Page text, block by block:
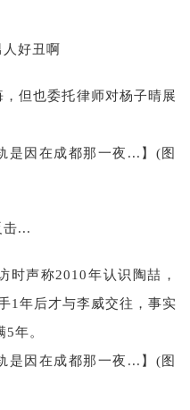
好丑啊
但也委托律师对杨子晴展
击...
时声称2010年认识陶喆，
1年后才与李威交往，事实
年。